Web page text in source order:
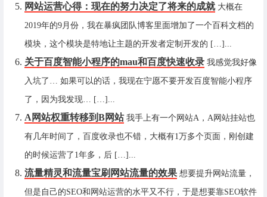
网站运营心得：现在的努力决定了将来的成就 大概在
2019年的9月份，我在暴疯团队博客里面增加了一个百科文档的
模块，这个模块是特地让主题的开发者定制开发的 […]...
关于百度智能小程序的mau和百度快速收录 我感觉我好像
入坑了… 如果可以的话，我现在宁愿不要开发百度智能小程序
了，因为我发现… […]...
A网站权重转移到B网站 我手上有一个网站A，A网站挂站也
有几年时间了，百度收录也不错，大概有1万多个页面，刚创建
的时候运营了1年多，后 […]...
流量精灵和流量宝刷网站流量的效果 想要提升网站流量，
但是自己的SEO和网站运营的水平又不行，于是想要靠SEO软件